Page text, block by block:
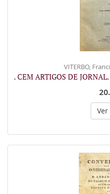
VITERBO,
. CEM ARTIGOS DE